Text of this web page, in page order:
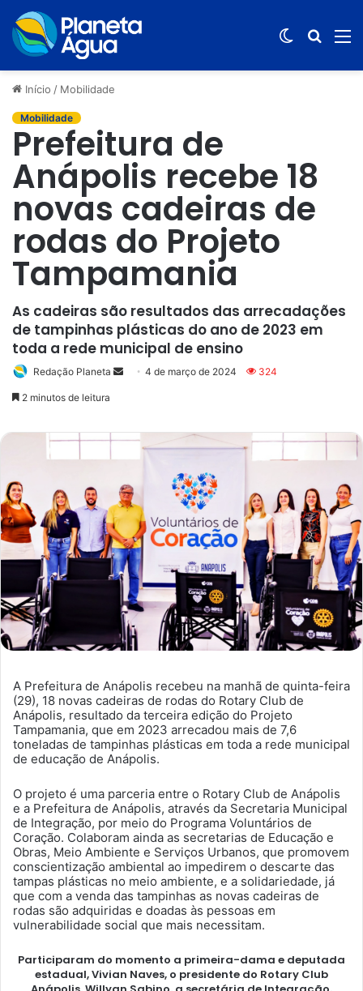
Switch
Início / Mobilidade
Mobilidade
Prefeitura de
Anápolis recebe 18
novas cadeiras de
rodas do Projeto
Tampamania
As cadeiras são resultados das arrecadações
de tampinhas plásticas do ano de 2023 em
toda a rede municipal de ensino
Redação Planeta
Mande
mail
4 de março de 2024 324
2 minutos de leitura
A Prefeitura de Anápolis recebeu na manhã de quinta-feira
(29), 18 novas cadeiras de rodas do Rotary Club de
Anápolis, resultado da terceira edição do Projeto
Tampamania, que em 2023 arrecadou mais de 7,6
toneladas de tampinhas plásticas em toda a rede municipal
de educação de Anápolis.
O projeto é uma parceria entre o Rotary Club de Anápolis
e a Prefeitura de Anápolis, através da Secretaria Municipal
de Integração, por meio do Programa Voluntários de
Coração. Colaboram ainda as secretarias de Educação e
Obras, Meio Ambiente e Serviços Urbanos, que promovem
conscientização ambiental ao impedirem o descarte das
tampas plásticas no meio ambiente, e a solidariedade, já
que com a venda das tampinhas as novas cadeiras de
rodas são adquiridas e doadas às pessoas em
vulnerabilidade social que mais necessitam.
Participaram do momento a primeira-dama e deputada
estadual, Vivian Naves, o presidente do Rotary Club